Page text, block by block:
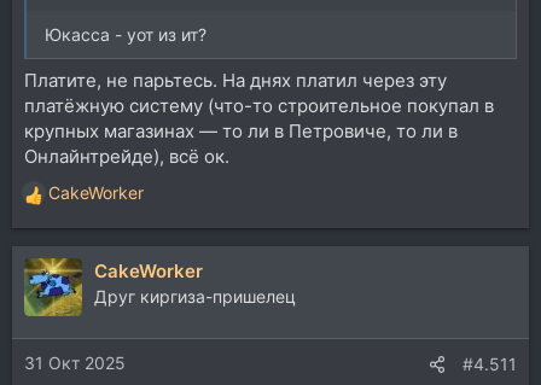
Юкасса - уот из ит?
Платите, не парьтесь. На днях платил через эту
платёжную систему (что-то строительное покупал в
крупных магазинах — то ли в Петровиче, то ли в
Онлайнтрейде), всё ок.
Р
е
а
к
ц
и
и
:
CakeWorker
CakeWorker
Друг киргиза-пришелец
31 Окт 2025 #4.511